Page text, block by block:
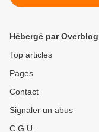
Hébergé par Overblog
Top articles
Pages
Contact
Signaler un abus
C.G.U.